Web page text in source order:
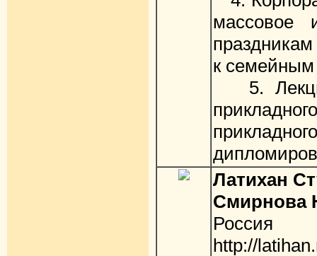
массовое
к семейным
5.
Латихан
Смирнова
Россия
http://